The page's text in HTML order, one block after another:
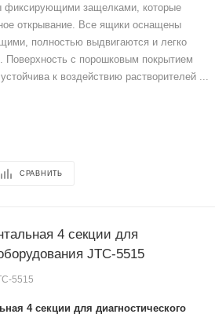
защелками, которые
открывание. Все ящики оснащены
полностью выдвигаются и легко
Поверхность с порошковым покрытием
к воздействию растворителей ...
СРАВНИТЬ
4 секции для
JTC-5515
5515
4 секции для диагностического